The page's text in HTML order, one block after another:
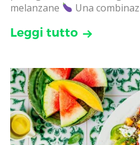
melanzane
Una
Leggi tutto